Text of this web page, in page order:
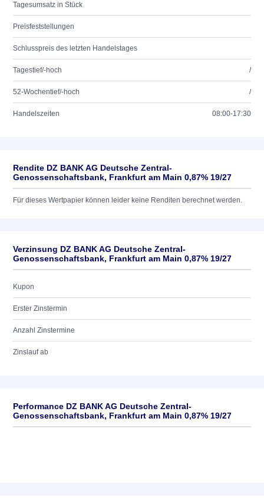
Tagesumsatz in Stück
Preisfeststellungen
Schlusspreis des letzten Handelstages
Tagestief/-hoch /
52-Wochentief/-hoch /
Handelszeiten 08:00-17:30
Rendite DZ BANK AG Deutsche Zentral-
Genossenschaftsbank, Frankfurt am Main 0,87% 19/27
Für dieses Wertpapier können leider keine Renditen berechnet werden.
Verzinsung DZ BANK AG Deutsche Zentral-
Genossenschaftsbank, Frankfurt am Main 0,87% 19/27
Kupon
Erster Zinstermin
Anzahl Zinstermine
Zinslauf ab
Performance DZ BANK AG Deutsche Zentral-
Genossenschaftsbank, Frankfurt am Main 0,87% 19/27